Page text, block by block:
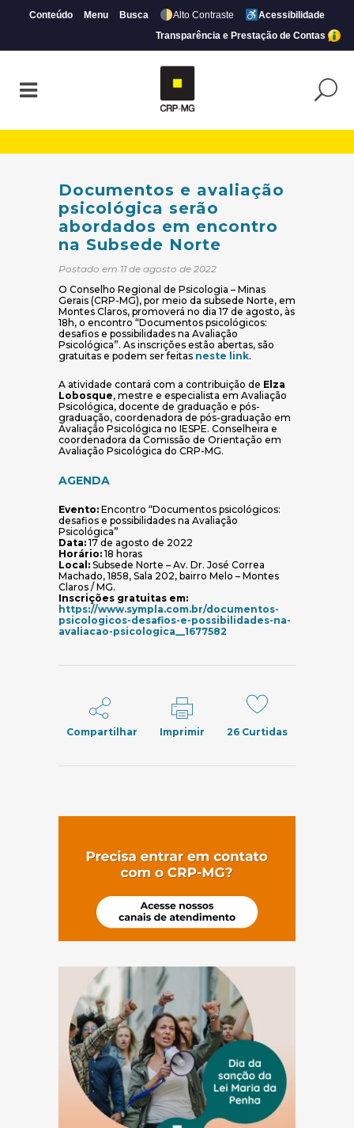
Conteúdo Menu Busca Alto Contraste
Acessibilidade
Transparência e Prestação de Contas
Documentos e avaliação
psicológica serão
abordados em encontro
na Subsede Norte
Postado em 11 de agosto de 2022
O Conselho Regional de Psicologia – Minas
Gerais (CRP-MG), por meio da subsede Norte, em
Montes Claros, promoverá no dia 17 de agosto, às
18h, o encontro “Documentos psicológicos:
desafios e possibilidades na Avaliação
Psicológica”. As inscrições estão abertas, são
gratuitas e podem ser feitas neste link(abre em nova
.
A atividade contará com a contribuição de Elza
Lobosque, mestre e especialista em Avaliação
Psicológica, docente de graduação e pós-
graduação, coordenadora de pós-graduação em
Avaliação Psicológica no IESPE. Conselheira e
coordenadora da Comissão de Orientação em
Avaliação Psicológica do CRP-MG.
AGENDA
Evento: Encontro “Documentos psicológicos:
desafios e possibilidades na Avaliação
Psicológica”
Data: 17 de agosto de 2022
Horário: 18 horas
Local: Subsede Norte – Av. Dr. José Correa
Machado, 1858, Sala 202, bairro Melo – Montes
Claros / MG.
Inscrições gratuitas em:
https://www.sympla.com.br/documentos-
psicologicos-desafios-e-possibilidades-na-
avaliacao-psicologica__1677582
Compartilhar Imprimir 26 Curtidas